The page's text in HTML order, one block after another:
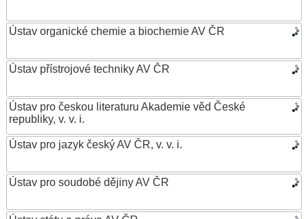
Ústav organické chemie a biochemie AV ČR
Ústav přístrojové techniky AV ČR
Ústav pro českou literaturu Akademie věd České
republiky, v. v. i.
Ústav pro jazyk český AV ČR, v. v. i.
Ústav pro soudobé dějiny AV ČR